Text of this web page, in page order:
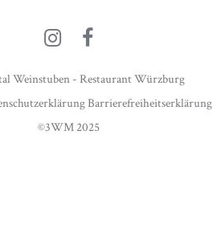
Weinstuben - Restaurant Würzburg
Barrierefreiheitserklärung
©3WM2025